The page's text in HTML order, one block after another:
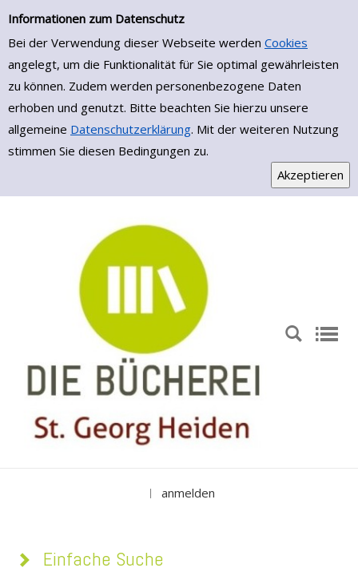
Einfache Suche
Informationen zum Datenschutz
Bei der Verwendung dieser Webseite werden Cookies
angelegt, um die Funktionalität für Sie optimal gewährleisten
zu können. Zudem werden personenbezogene Daten
erhoben und genutzt. Bitte beachten Sie hierzu unsere
allgemeine Datenschutzerklärung. Mit der weiteren Nutzung
stimmen Sie diesen Bedingungen zu.
Zur Trefferliste springen
| anmelden
Einfache Suche